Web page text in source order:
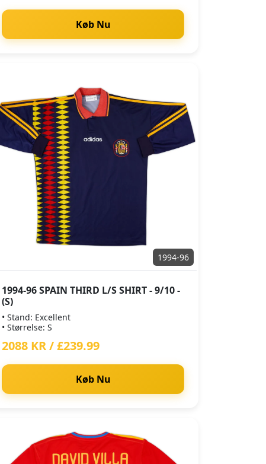
Køb Nu
1994-96
1994-96 SPAIN THIRD L/S SHIRT - 9/10 -
(S)
• Stand: Excellent
• Størrelse: S
2088 KR / £239.99
Køb Nu